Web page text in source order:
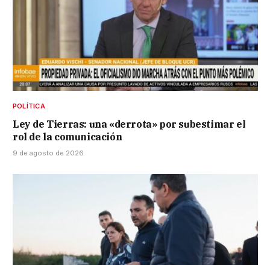
POLÍTICA
Ley de Tierras: una «derrota» por subestimar el
rol de la comunicación
9 de agosto de 2026